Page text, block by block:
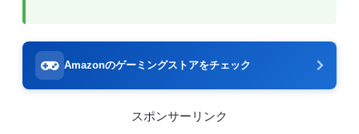
Amazonのゲーミングストアをチェック
スポンサーリンク